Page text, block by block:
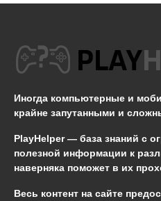
Иногда компьютерные и
крайне запутанными и
PlayHelper — база знаний с
полезной информации к
наверняка поможет в их
Весь контент на сайте